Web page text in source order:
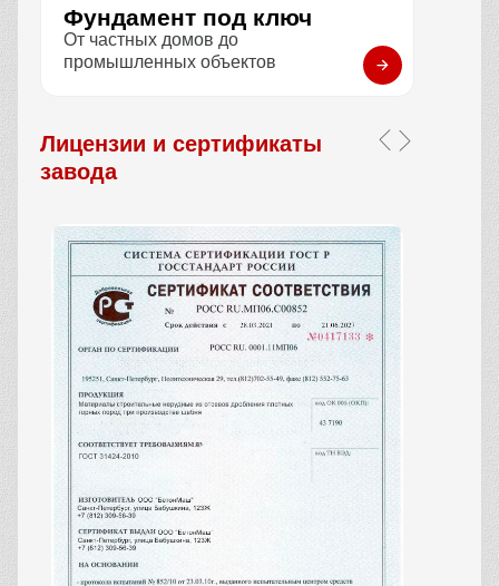
Фундамент под ключ
От частных домов до
промышленных объектов
Лицензии и сертификаты
завода